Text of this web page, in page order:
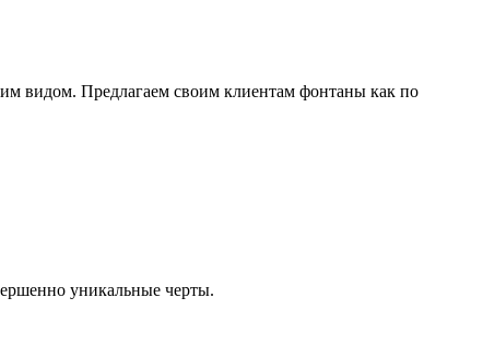
видом. Предлагаем своим клиентам фонтаны как по
уникальные черты.